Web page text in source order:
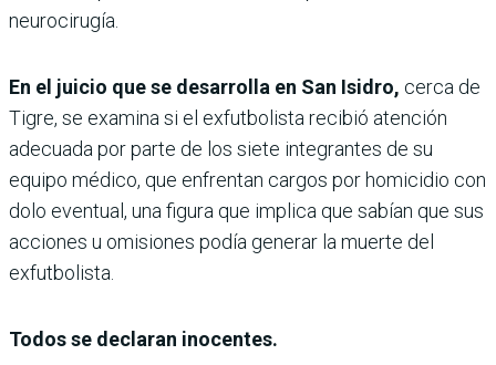
neurocirugía.
En el juicio que se desarrolla en San Isidro, cerca de
Tigre, se examina si el exfutbolista recibió atención
adecuada por parte de los siete integrantes de su
equipo médico, que enfrentan cargos por homicidio con
dolo eventual, una figura que implica que sabían que sus
acciones u omisiones podía generar la muerte del
exfutbolista.
Todos se declaran inocentes.